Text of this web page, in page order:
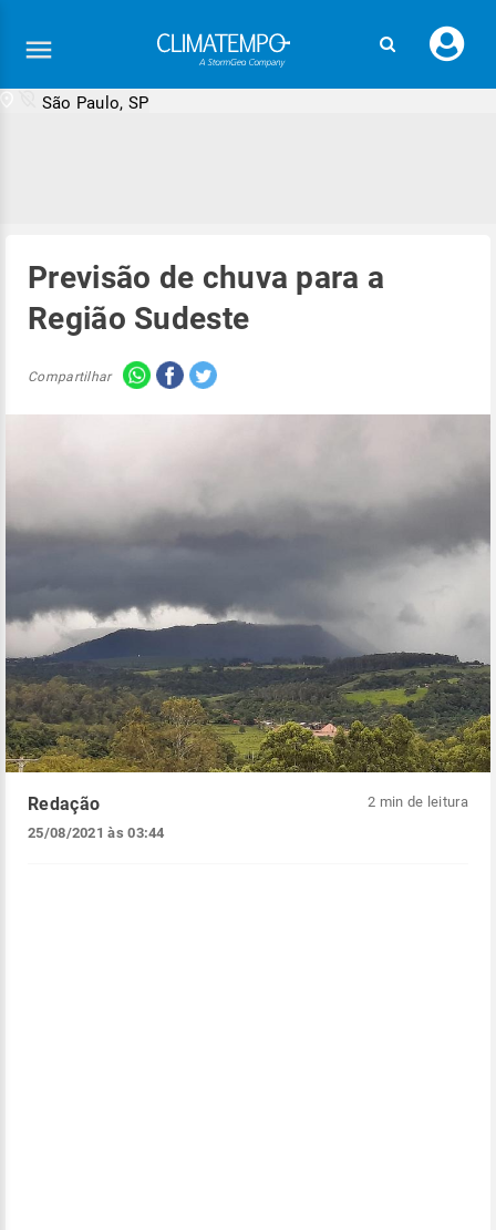
seu
São Paulo, SP
Previsão de chuva para a
Região Sudeste
Compartilhar
Redação
25/08/2021 às 03:44
2 min de leitura